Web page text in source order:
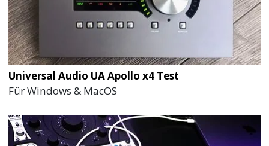
Universal Audio UA Apollo x4 Test
Für Windows & MacOS